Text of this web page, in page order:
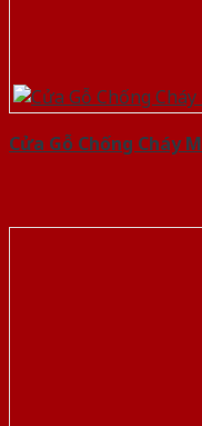
Cửa Gỗ Chống Cháy